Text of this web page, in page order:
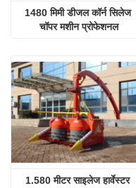
1480 मिमी डीजल कॉर्न सिलेज
चॉपर मशीन प्रोफेशनल
1.580 मीटर साइलेज हार्वेस्टर